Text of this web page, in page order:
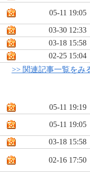
05-11 19:05
03-30 12:33
03-18 15:58
02-25 15:04
>> 関連記事一覧をみ
05-11 19:19
05-11 19:05
03-18 15:58
02-16 17:50